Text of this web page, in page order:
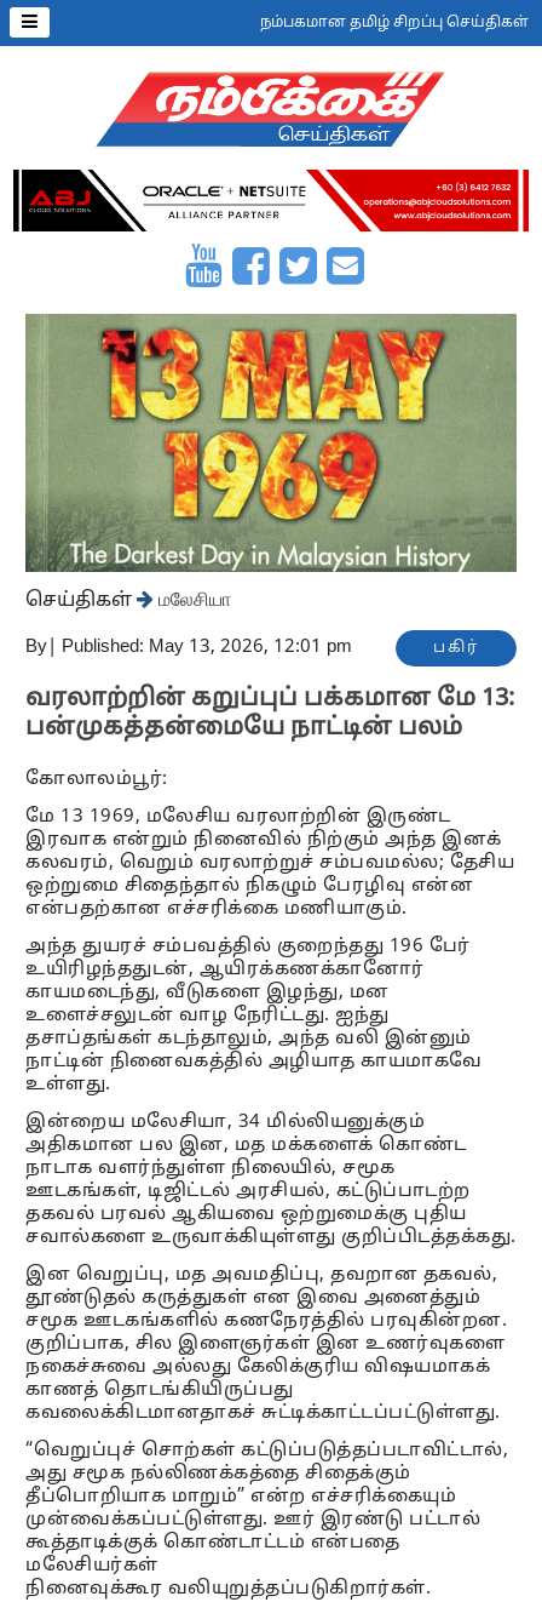
நம்பகமான தமிழ் சிறப்பு செய்திகள்
செய்திகள் மலேசியா
By Published: May 13, 2026, 12:01 pm பகிர்
வரலாற்றின் கறுப்புப் பக்கமான மே 13:
பன்முகத்தன்மையே நாட்டின் பலம்
கோலாலம்பூர்:
மே 13 1969, மலேசிய வரலாற்றின் இருண்ட
இரவாக என்றும் நினைவில் நிற்கும் அந்த இனக்
கலவரம், வெறும் வரலாற்றுச் சம்பவமல்ல; தேசிய
ஒற்றுமை சிதைந்தால் நிகழும் பேரழிவு என்ன
என்பதற்கான எச்சரிக்கை மணியாகும்.
அந்த துயரச் சம்பவத்தில் குறைந்தது 196 பேர்
உயிரிழந்ததுடன், ஆயிரக்கணக்கானோர்
காயமடைந்து, வீடுகளை இழந்து, மன
உளைச்சலுடன் வாழ நேரிட்டது. ஐந்து
தசாப்தங்கள் கடந்தாலும், அந்த வலி இன்னும்
நாட்டின் நினைவகத்தில் அழியாத காயமாகவே
உள்ளது.
இன்றைய மலேசியா, 34 மில்லியனுக்கும்
அதிகமான பல இன, மத மக்களைக் கொண்ட
நாடாக வளர்ந்துள்ள நிலையில், சமூக
ஊடகங்கள், டிஜிட்டல் அரசியல், கட்டுப்பாடற்ற
தகவல் பரவல் ஆகியவை ஒற்றுமைக்கு புதிய
சவால்களை உருவாக்கியுள்ளது குறிப்பிடத்தக்கது.
இன வெறுப்பு, மத அவமதிப்பு, தவறான தகவல்,
தூண்டுதல் கருத்துகள் என இவை அனைத்தும்
சமூக ஊடகங்களில் கணநேரத்தில் பரவுகின்றன.
குறிப்பாக, சில இளைஞர்கள் இன உணர்வுகளை
நகைச்சுவை அல்லது கேலிக்குரிய விஷயமாகக்
காணத் தொடங்கியிருப்பது
கவலைக்கிடமானதாகச் சுட்டிக்காட்டப்பட்டுள்ளது.
“வெறுப்புச் சொற்கள் கட்டுப்படுத்தப்படாவிட்டால்,
அது சமூக நல்லிணக்கத்தை சிதைக்கும்
தீப்பொறியாக மாறும்” என்ற எச்சரிக்கையும்
முன்வைக்கப்பட்டுள்ளது. ஊர் இரண்டு பட்டால்
கூத்தாடிக்குக் கொண்டாட்டம் என்பதை
மலேசியர்கள்
நினைவுக்கூர வலியுறுத்தப்படுகிறார்கள்.